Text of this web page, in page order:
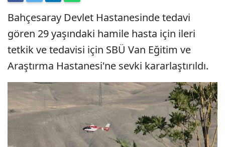
Bahçesaray Devlet Hastanesinde tedavi
gören 29 yaşındaki hamile hasta için ileri
tetkik ve tedavisi için SBÜ Van Eğitim ve
Araştırma Hastanesi'ne sevki kararlaştırıldı.